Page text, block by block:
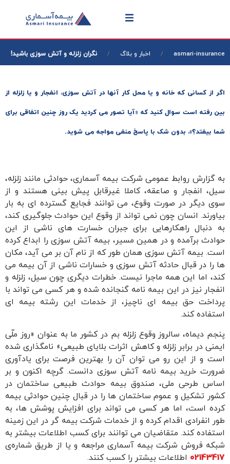
asmari-insurance اخبار و بلاگ نگران زلزله و آتش سوزی باشید!
اگر از کسانی که خانه و یا محل کار آنها در آتش سوزی، انفجار و یا زلزله از
بین رفته است سوال کنید که «آیا تصور می کردید یک روز چنین اتفاقی برای
شما بیفتد؟»، بدون شک با پاسخ منفی مواجه می شوید.
به گزارش روابط عمومی شرکت بیمه آسماری، حوادثی مانند زلزله،
سیل، انفجار و صاعقه، کاملا غیرقابل پیش بینی هستند و از
سوی دیگر در صورت وقوع، می توانند فجایع گسترده ای به بار
بیاورند. انسان چون نمی تواند از وقوع این حوادث جلوگیری کند،
به دنبال راهکارهایی برای جبران خسارت های ناشی از این
حوادث برآمده و در همین مسیر، بیمه آتش سوزی را ابداع کرده
است. بیمه آتش سوزی همان طور که از نام آن بر می آید، مکان
ها را در قبال حادثه آتش سوزی و خسارات ناشی از آن بیمه می
کند، اما این همه ماجرا نیست. خطرات دیگری چون سیل، زلزله و
انفجار نیز در این بیمه نامه گنجانده شده و هر کسی می تواند با
پرداخت حق بیمه ای ناچیز، از خدمات این رشته بیمه ای
استفاده کند.
پنجم دیماه، سالروز وقوع زلزله بم در کشور ما به عنوان «روز ملّی
ایمنی در برابر زلزله و کاهش اثرات بلایای طبیعی» نامگذاری شده
است و از این رو می توان آن را بهترین فرصت برای یادآوری
ضرورت خرید بیمه نامه آتش سوزی دانست. گرچه اکنون و بر
اساس طرحی ملی، صندوق بیمه حوادث طبیعی ساختمان در
کشور تشکیل و عموم ساختمان ها را در قبال چنین حوادثی بیمه
کرده است، اما هر کسی می تواند برای افزایش پوشش ها، به
طور انفرادی اقدام کرده و از خدمات شرکت بیمه گر در این زمینه
استفاده کند. متقاضیان می توانند برای کسب اطلاعات بیشتر به
شبکه فروش شرکت بیمه آسماری مراجعه و یا از طریق شماره‌ی
02143417 اطلاعات بیشتر را کسب کنند.